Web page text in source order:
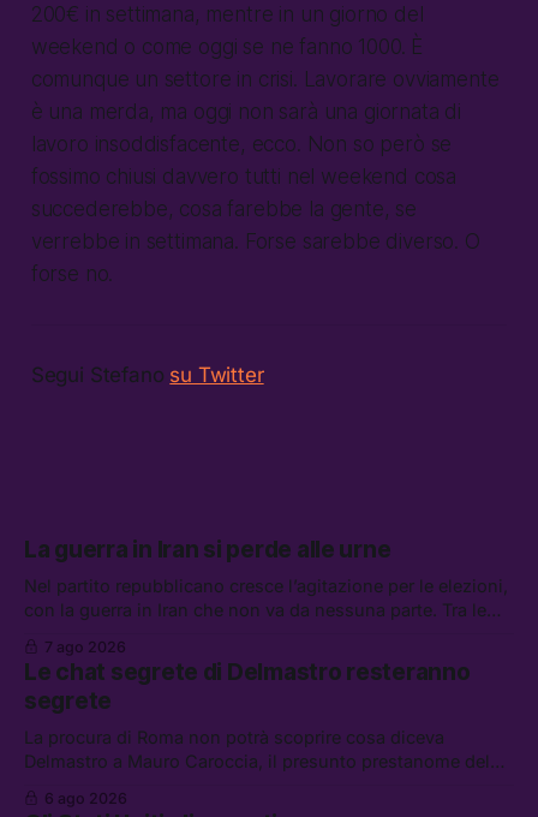
200€ in settimana, mentre in un giorno del
weekend o come oggi se ne fanno 1000. È
comunque un settore in crisi. Lavorare ovviamente
è una merda, ma oggi non sarà una giornata di
lavoro insoddisfacente, ecco. Non so però se
fossimo chiusi davvero tutti nel weekend cosa
succederebbe, cosa farebbe la gente, se
verrebbe in settimana. Forse sarebbe diverso. O
forse no.
Segui Stefano su Twitter
La guerra in Iran si perde alle urne
Nel partito repubblicano cresce l’agitazione per le elezioni,
con la guerra in Iran che non va da nessuna parte. Tra le
lavoro, Schlein prova a mettere in sicurezza la coalizione, e
che cos’è lo “Spiralismo,” la religione degli agenti IA
7 ago 2026
Le chat segrete di Delmastro resteranno
segrete
La procura di Roma non potrà scoprire cosa diceva
Delmastro a Mauro Caroccia, il presunto prestanome del
attacchi in Libano, il governo chiederà 36 miliardi di
6 ago 2026